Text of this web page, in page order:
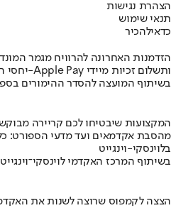
הצהרת נגישות
תנאי שימוש
כדאילהכיר
הזדמנות האחרונה להרוויח מגמר
יחסי הימור משופרים, הפקדות ב-Apple Pay ותשלום זכיות מיידי
בשיתוף המועצה להסדר ההימורים
המקצועות שיבטיחו לכם קריירה
מהסבת אקדמאים ועד מדעי הספורט:
בלוינסקי-וינגייט
בשיתוף המרכז האקדמי לוינסקי־וינגייט
הצצה לקמפוס שרוצה לשנות את